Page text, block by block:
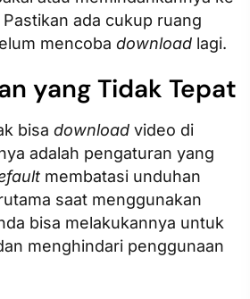
ada cukup ruang
mencoba download lagi.
yang Tidak Tepat
bisa download video di
adalah pengaturan yang
membatasi unduhan
saat menggunakan
bisa melakukannya untuk
menghindari penggunaan